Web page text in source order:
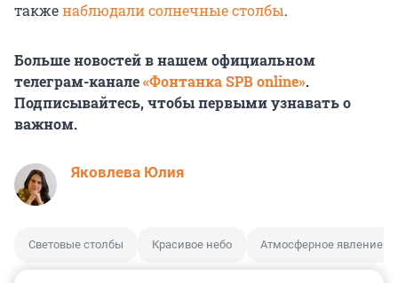
такженаблюдалисолнечные столбы.
Больше новостей в нашем официальном
телеграм-канале«Фонтанка SPB online».
Подписывайтесь, чтобы первыми узнавать о
важном.
Яковлева Юлия
Световые столбы Красивое небо Атмосферное явление